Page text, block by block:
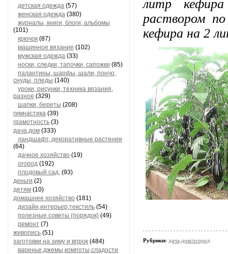
детская одежда (57)
женская одежда (380)
журналы, книги, блоги, альбомы
(101)
крючок (87)
машинное вязание (102)
мужская одежда (33)
носки, следки, тапочки, сапожки (85)
палантины, шарфы, шали, пончо,
снуды, пледы (140)
уроки, рисунки, техника вязания,
разное (329)
шапки, береты (208)
гимнастика (39)
грамотность (3)
дача,дом (333)
ландшафт, декоративные растения
(64)
дачное хозяйство (19)
огород (192)
плодовый сад, (93)
деньги (2)
детям (10)
домашнее хозяйство (181)
дизайн,интерьер,текстиль (54)
полезные советы (порядок) (49)
ремонт (7)
живопись (51)
заготовки на зиму и впрок (484)
варенье,джемы,компоты,сладости
литр
раствором
кефира на 2
Рубрики: дача,дом/огород